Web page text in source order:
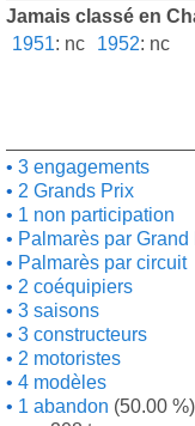
Jamais classé en
1951: nc 1952: nc
3 engagements
2 Grands Prix
1 non participation
Palmarès par Grand
Palmarès par circuit
2 coéquipiers
3 saisons
3 constructeurs
2 motoristes
4 modèles
1 abandon (50.00 %)